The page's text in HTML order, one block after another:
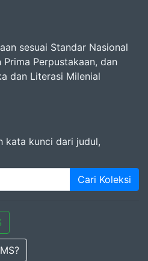
sesuai Standar Nasional
Prima Perpustakaan, dan
dan Literasi Milenial
kata kunci dari judul,
Cari Koleksi